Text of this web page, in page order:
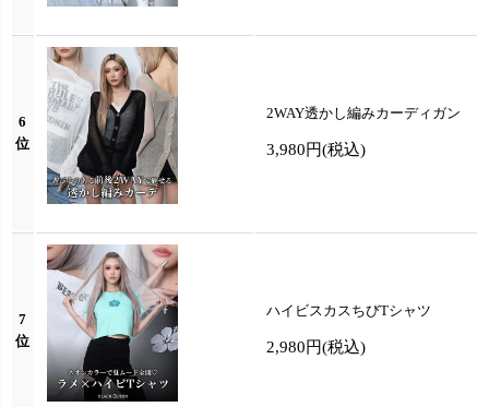
6
位
2WAY透かし編みカーディガン
3,980円(税込)
7
位
ハイビスカスちびTシャツ
2,980円(税込)